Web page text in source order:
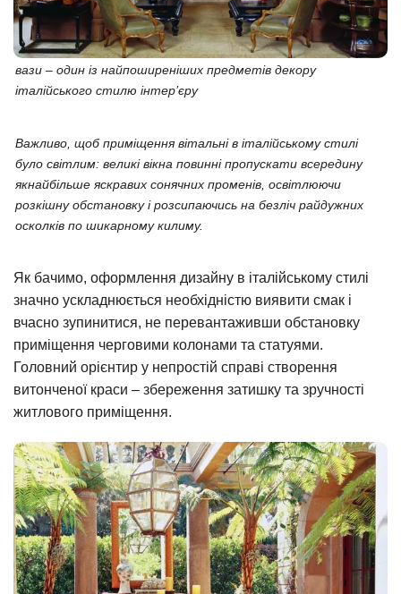
вази – один із найпоширеніших предметів декору
італійського стилю інтер’єру
Важливо, щоб приміщення вітальні в італійському стилі
було світлим: великі вікна повинні пропускати всередину
якнайбільше яскравих сонячних променів, освітлюючи
розкішну обстановку і розсипаючись на безліч райдужних
осколків по шикарному килиму.
Як бачимо, оформлення дизайну в італійському стилі
значно ускладнюється необхідністю виявити смак і
вчасно зупинитися, не перевантаживши обстановку
приміщення черговими колонами та статуями.
Головний орієнтир у непростій справі створення
витонченої краси – збереження затишку та зручності
житлового приміщення.